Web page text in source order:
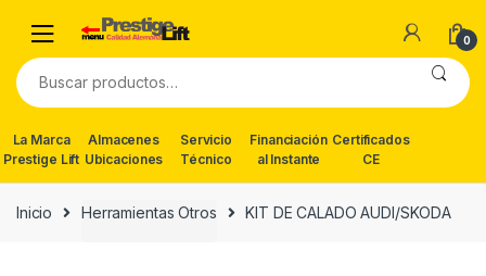
navigation
content
0
Buscar
por:
La Marca
Prestige Lift
Almacenes
Ubicaciones
Servicio
Técnico
Financiación
al Instante
Certificados
CE
Inicio Herramientas Otros KIT DE CALADO AUDI/SKODA